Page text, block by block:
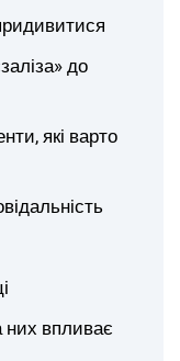
до
які варто
них впливає